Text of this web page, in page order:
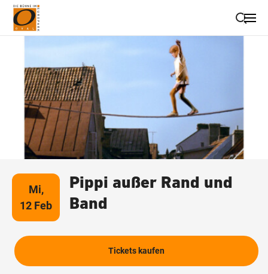
Suche schließen
Wegbeschreibung erhalten
Mi,
12 Feb
Pippi außer Rand und
Band
Tickets kaufen